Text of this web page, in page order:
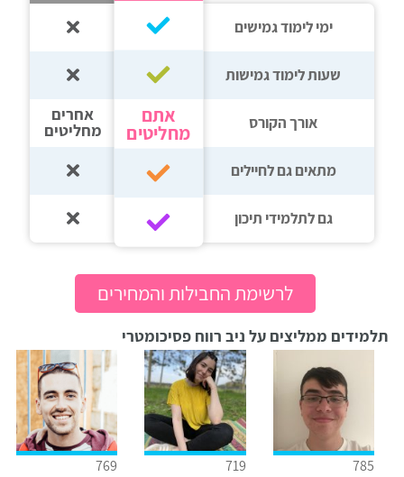
ימי לימוד גמישים
שעות לימוד גמישות
אורך הקורס
מתאים גם לחיילים
גם לתלמידי תיכון‎‏
אתם
מחליטים
אחרים
מחליטים
לרשימת החבילות והמחירים
תלמידים ממליצים על ניב רווח פסיכומטרי
785
719
769